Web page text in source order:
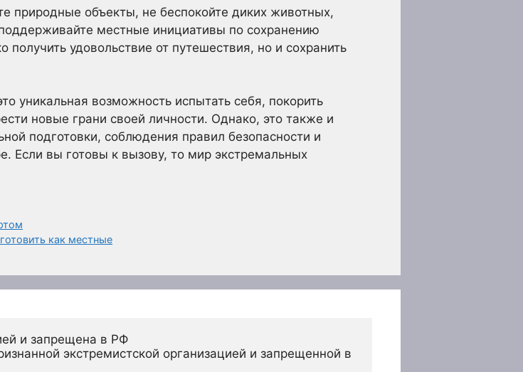
природные объекты, не беспокойте диких животных,
местные инициативы по сохранению
удовольствие от путешествия, но и сохранить
уникальная возможность испытать себя, покорить
новые грани своей личности. Однако, это также и
подготовки, соблюдения правил безопасности и
Если вы готовы к вызову, то мир экстремальных
как местные
и запрещена в РФ
экстремистской организацией и запрещенной в